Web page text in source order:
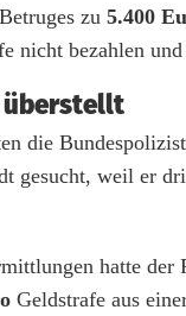
zu 5.400
nicht bezahlen
überstellt
die
gesucht, weil er
hatte
Geldstrafe aus